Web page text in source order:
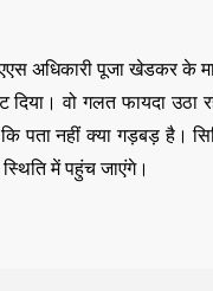
अधिकारी पूजा खेडकर
दिया। वो गलत फायदा उठा
कि पता नहीं क्या गड़बड़ है।
में पहुंच जाएंगे।